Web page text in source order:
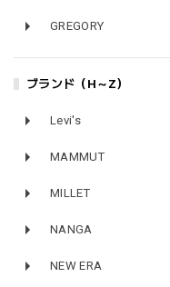
GREGORY
ブランド（H～Z）
Levi's
MAMMUT
MILLET
NANGA
NEW ERA